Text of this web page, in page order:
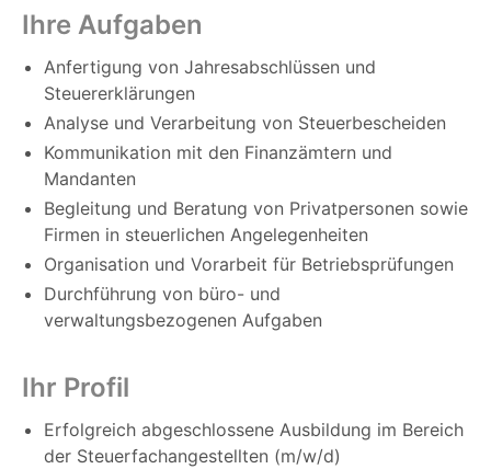
Ihre Aufgaben
Anfertigung von Jahresabschlüssen und
Steuererklärungen
Analyse und Verarbeitung von Steuerbescheiden
Kommunikation mit den Finanzämtern und
Mandanten
Begleitung und Beratung von Privatpersonen sowie
Firmen in steuerlichen Angelegenheiten
Organisation und Vorarbeit für Betriebsprüfungen
Durchführung von büro- und
verwaltungsbezogenen Aufgaben
Ihr Profil
Erfolgreich abgeschlossene Ausbildung im Bereich
der Steuerfachangestellten (m/w/d)